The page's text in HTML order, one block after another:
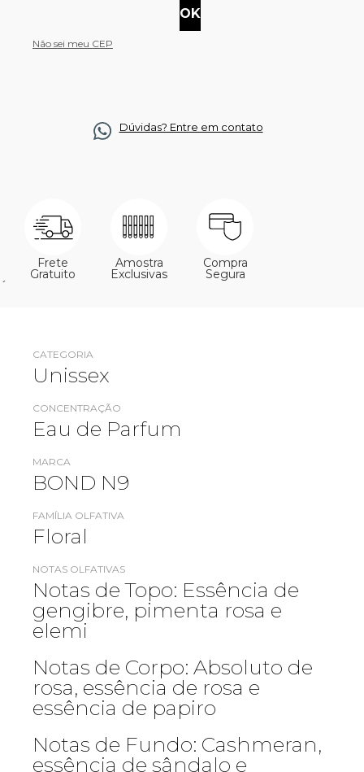
Não sei meu CEP
Dúvidas? Entre em contato
Frete
Gratuito
Amostra
Exclusivas
Compra
Segura
´
CATEGORIA
Unissex
CONCENTRAÇÃO
Eau de Parfum
MARCA
BOND N9
FAMÍLIA OLFATIVA
Floral
NOTAS OLFATIVAS
Notas de Topo: Essência de
gengibre, pimenta rosa e
elemi
Notas de Corpo: Absoluto de
rosa, essência de rosa e
essência de papiro
Notas de Fundo: Cashmeran,
essência de sândalo e